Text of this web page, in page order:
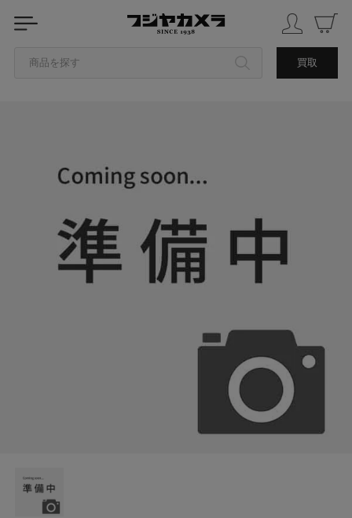
商品を探す 買取